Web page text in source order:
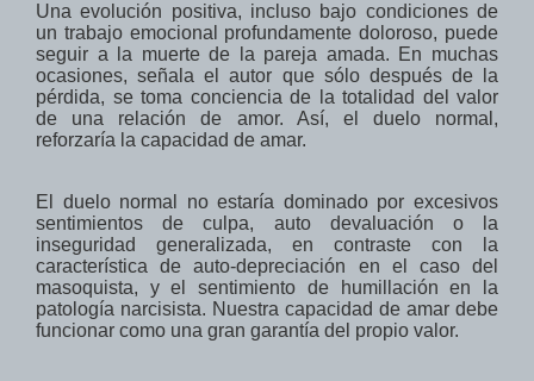
Una evolución positiva, incluso bajo condiciones de
un trabajo emocional profundamente doloroso, puede
seguir a la muerte de la pareja amada. En muchas
ocasiones, señala el autor que sólo después de la
pérdida, se toma conciencia de
la totalidad del valor
de una relación de
amor. Así, el duelo normal,
reforzaría la capacidad de amar.
El duelo normal no estaría dominado por excesivos
sentimientos de culpa, auto devaluación o
la
inseguridad
generalizada, en contraste con
la
característica de auto-depreciación en el caso del
masoquista,
y el sentimiento de humillación en
la
patología narcisista. Nuestra capacidad de amar debe
funcionar como una gran garantía del propio valor.